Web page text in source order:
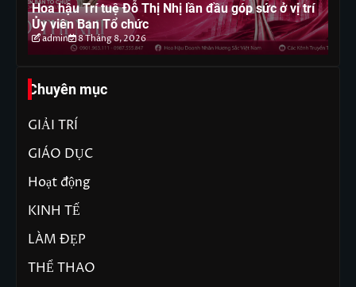
Hoa hậu Trí tuệ Đỗ Thị Nhị lần đầu góp sức ở vị trí
Ủy viên Ban Tổ chức
admin 8 Tháng 8, 2026
Chuyên mục
GIẢI TRÍ
GIÁO DỤC
Hoạt động
KINH TẾ
LÀM ĐẸP
THỂ THAO